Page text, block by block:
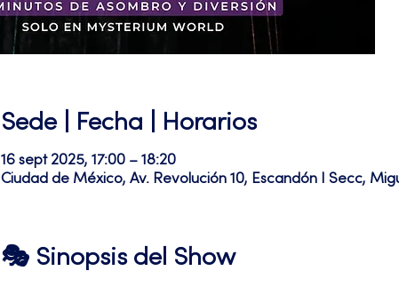
Sede | Fecha | Horarios
16 sept 2025, 17:00 – 18:20
Ciudad de México, Av. Revolución 10, Escandón I Secc,
🎭 Sinopsis del Show